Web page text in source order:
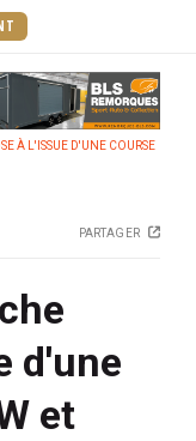
À L'ISSUE D'UNE COURSE
PARTAGER
d'une
et